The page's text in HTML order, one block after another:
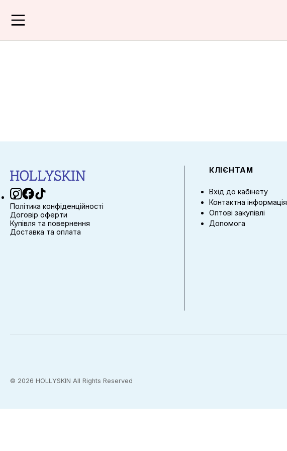
Політика конфіденційності
Договір оферти
Купівля та повернення
Доставка та оплата
КЛІЄНТАМ
Вхід до кабінету
Контактна інформація
Оптові закупівлі
Допомога
© 2026 HOLLYSKIN All Rights Reserved